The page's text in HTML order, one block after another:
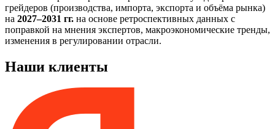
грейдеров (производства, импорта, экспорта и объёма рынка)
на 2027–2031 гг. на основе ретроспективных данных с
поправкой на мнения экспертов, макроэкономические тренды,
изменения в регулировании отрасли.
Наши клиенты